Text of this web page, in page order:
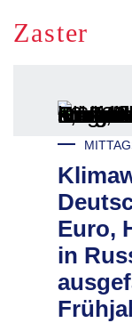
Zaster
Euro,
in